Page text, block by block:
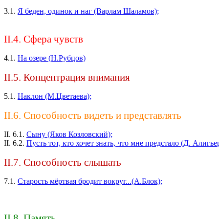
3.1. Я беден, одинок и наг (Варлам Шаламов);
II.4. Сфера чувств
4.1. На озере (Н.Рубцов)
II.5. Концентрация внимания
5.1. Наклон (М.Цветаева);
II.6. Способность видеть и представлять
II. 6.1. Сыну (Яков Козловский);
II. 6.2. Пусть тот, кто хочет знать, что мне предстало (Д.
II.7. Способность слышать
7.1. Старость мёртвая бродит вокруг...(А.Блок);